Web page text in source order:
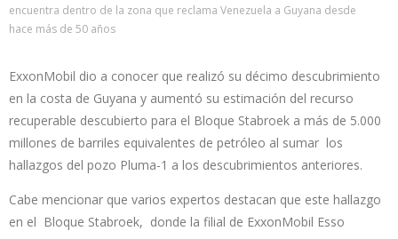
encuentra dentro de la zona que reclama Venezuela a Guyana desde
hace más de 50 años
ExxonMobil dio a conocer que realizó su décimo descubrimiento
en la costa de Guyana y aumentó su estimación del recurso
recuperable descubierto para el Bloque Stabroek a más de 5.000
millones de barriles equivalentes de petróleo al sumar los
hallazgos del pozo Pluma-1 a los descubrimientos anteriores.
Cabe mencionar que varios expertos destacan que este hallazgo
en el Bloque Stabroek, donde la filial de ExxonMobil Esso